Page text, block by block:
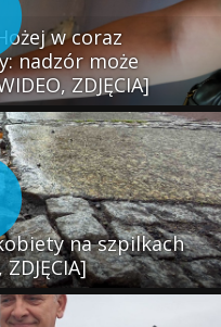
w coraz
nadzór może
ZDJĘCIA]
na szpilkach